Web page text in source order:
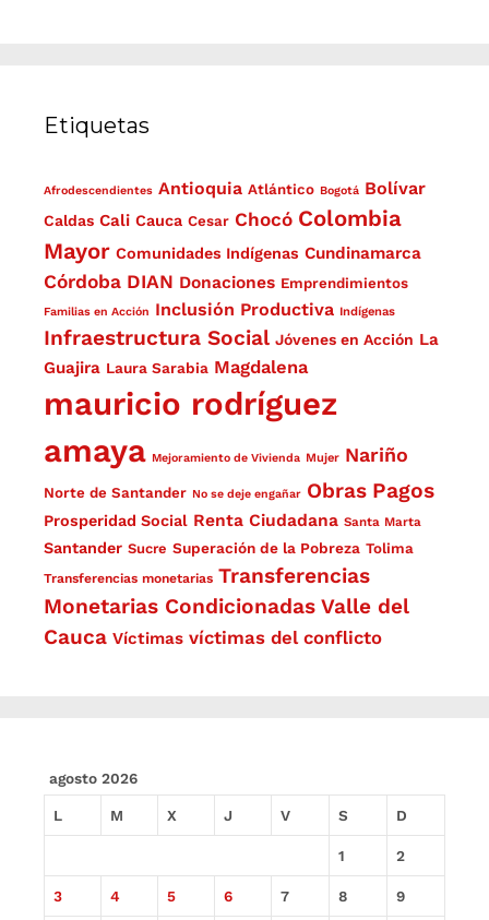
Etiquetas
Afrodescendientes Antioquia Atlántico Bogotá Bolívar
Caldas Cali Cauca Cesar Chocó Colombia
Mayor Comunidades Indígenas Cundinamarca
Córdoba DIAN Donaciones Emprendimientos
Familias en Acción Inclusión Productiva Indígenas
Infraestructura Social Jóvenes en Acción La
Guajira Laura Sarabia Magdalena
mauricio rodríguez
amaya Mejoramiento de Vivienda Mujer Nariño
Norte de Santander No se deje engañar Obras Pagos
Prosperidad Social Renta Ciudadana Santa Marta
Santander Sucre Superación de la Pobreza Tolima
Transferencias monetarias Transferencias
Monetarias Condicionadas Valle del
Cauca Víctimas víctimas del conflicto
agosto 2026
L M X J V S D
1 2
3 4 5 6 7 8 9